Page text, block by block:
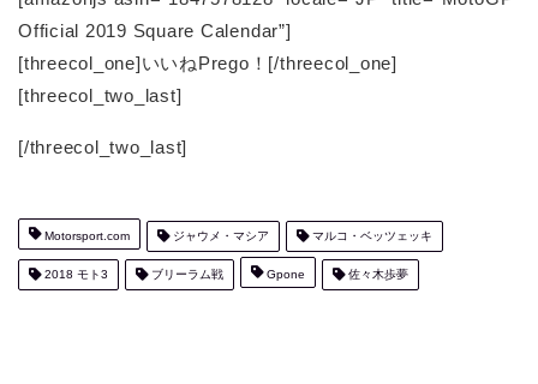
Official 2019 Square Calendar”]
[threecol_one]いいねPrego！[/threecol_one]
[threecol_two_last]
[/threecol_two_last]
Motorsport.com ジャウメ・マシア マルコ・ベッツェッキ
2018 モト3 ブリーラム戦 Gpone 佐々木歩夢